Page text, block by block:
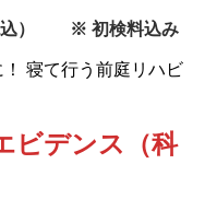
） ※ 初検料込み
ビデンス
（科